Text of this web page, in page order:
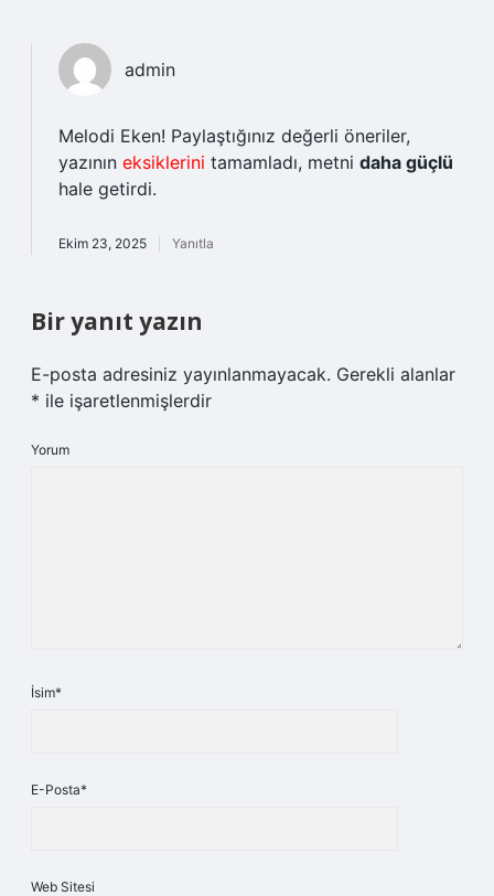
admin
Melodi Eken! Paylaştığınız değerli öneriler,
yazının eksiklerini tamamladı, metni daha güçlü
hale getirdi.
Ekim 23, 2025 Yanıtla
Bir yanıt yazın
E-posta adresiniz yayınlanmayacak. Gerekli alanlar
* ile işaretlenmişlerdir
Yorum
İsim*
E-Posta*
Web Sitesi